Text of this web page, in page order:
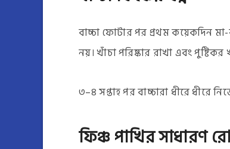
বাচ্চা ফোটার পর প্রথম কয়েকদিন
নয়। খাঁচা পরিষ্কার রাখা এবং
৩–৪ সপ্তাহ পর বাচ্চারা ধীরে ধীরে
ফিঞ্চ পাখির সাধারণ